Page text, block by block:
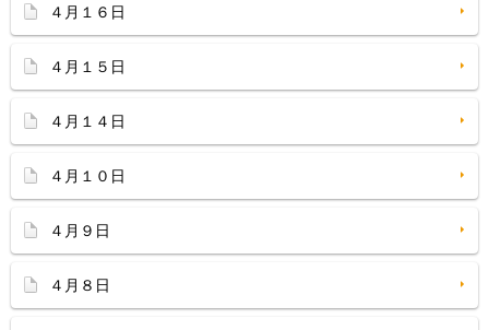
４月１６日
４月１５日
４月１４日
４月１０日
４月９日
４月８日